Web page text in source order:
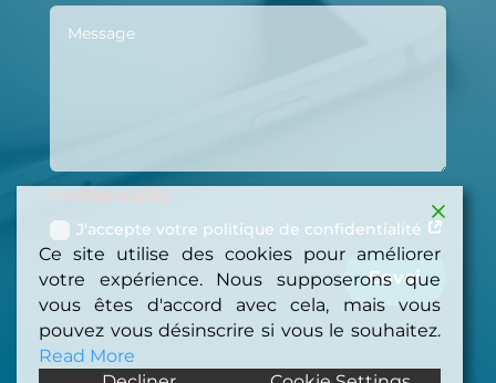
Confidentialité
J'accepte votre politique de confidentialité
Envoi
Ce site utilise des cookies pour améliorer
votre expérience. Nous supposerons que
vous êtes d'accord avec cela, mais vous
pouvez vous désinscrire si vous le souhaitez.
Read More